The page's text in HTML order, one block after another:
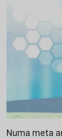
Numa meta